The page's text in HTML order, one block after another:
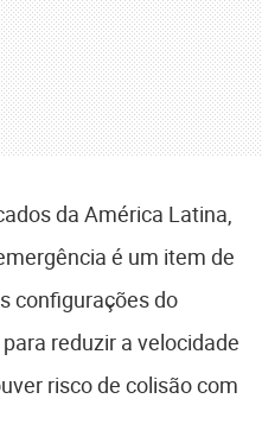
da América Latina,
é um item de
configurações do
reduzir a velocidade
risco de colisão com